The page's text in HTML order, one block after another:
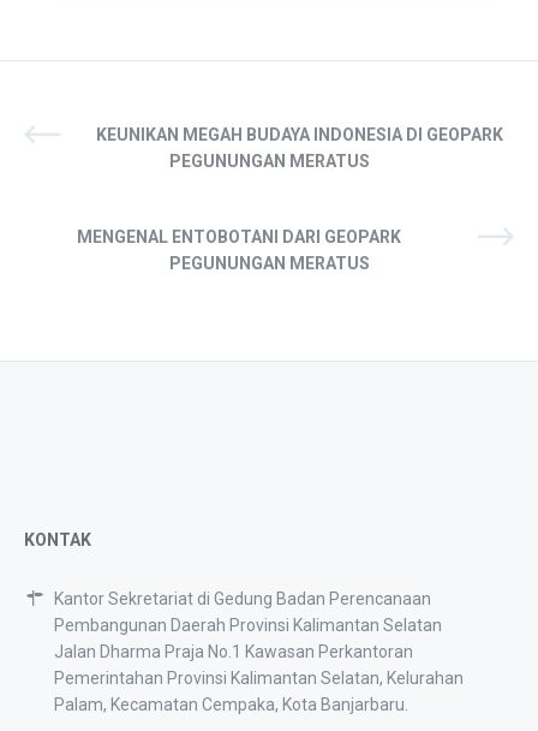
KEUNIKAN MEGAH BUDAYA INDONESIA DI GEOPARK
PEGUNUNGAN MERATUS
MENGENAL ENTOBOTANI DARI GEOPARK
PEGUNUNGAN MERATUS
KONTAK
Kantor Sekretariat di Gedung Badan Perencanaan
Pembangunan Daerah Provinsi Kalimantan Selatan
Jalan Dharma Praja No.1 Kawasan Perkantoran
Pemerintahan Provinsi Kalimantan Selatan, Kelurahan
Palam, Kecamatan Cempaka, Kota Banjarbaru.